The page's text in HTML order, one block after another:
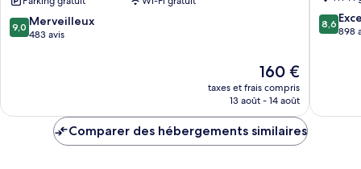
City
by
9.0
sur
9,0 Merveilleux
483 avis
Le
nouveau
prix
de
160 €
taxes et frais compris
13 août - 14 août
8.6
sur
8,6
898
Comparer des hébergements similaires